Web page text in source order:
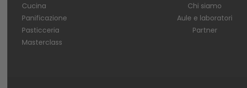
Cucina
Panificazione
Pasticceria
Masterclass
Chi siamo
Aule e laboratori
Partner